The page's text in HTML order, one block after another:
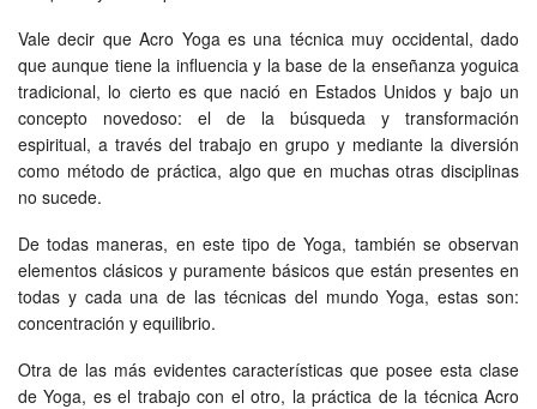
Vale decir que Acro Yoga es una técnica muy occidental, dado
que aunque tiene la influencia y la base de la enseñanza yoguica
tradicional, lo cierto es que nació en Estados Unidos y bajo un
concepto novedoso: el de la búsqueda y transformación
espiritual, a través del trabajo en grupo y mediante la diversión
como método de práctica, algo que en muchas otras disciplinas
no sucede.
De todas maneras, en este tipo de Yoga, también se observan
elementos clásicos y puramente básicos que están presentes en
todas y cada una de las técnicas del mundo Yoga, estas son:
concentración y equilibrio.
Otra de las más evidentes características que posee esta clase
de Yoga, es el trabajo con el otro, la práctica de la técnica Acro